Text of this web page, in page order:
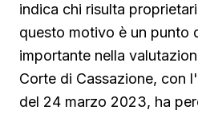
indica chi risulta
questo motivo è un punto
importante nella
Corte di Cassazione, con
del 24 marzo 2023, ha